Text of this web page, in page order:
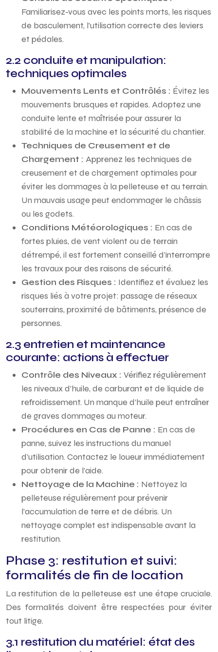
Familiarisez-vous avec les points morts, les risques
de basculement, l’utilisation correcte des leviers
et pédales.
2.2 conduite et manipulation:
techniques optimales
Mouvements Lents et Contrôlés : Évitez les
mouvements brusques et rapides. Adoptez une
conduite lente et maîtrisée pour assurer la
stabilité de la machine et la sécurité du chantier.
Techniques de Creusement et de
Chargement : Apprenez les techniques de
creusement et de chargement optimales pour
éviter les dommages à la pelleteuse et au terrain.
Un mauvais usage peut endommager le châssis
ou les godets.
Conditions Météorologiques : En cas de
fortes pluies, de vent violent ou de terrain
détrempé, il est fortement conseillé d’interrompre
les travaux pour des raisons de sécurité.
Gestion des Risques : Identifiez et évaluez les
risques liés à votre projet: passage de réseaux
souterrains, proximité de bâtiments, présence de
personnes.
2.3 entretien et maintenance
courante: actions à effectuer
Contrôle des Niveaux : Vérifiez régulièrement
les niveaux d’huile, de carburant et de liquide de
refroidissement. Un manque d’huile peut entraîner
de graves dommages au moteur.
Procédures en Cas de Panne : En cas de
panne, suivez les instructions du manuel
d’utilisation. Contactez le loueur immédiatement
pour obtenir de l’aide.
Nettoyage de la Machine : Nettoyez la
pelleteuse régulièrement pour prévenir
l’accumulation de terre et de débris. Un
nettoyage complet est indispensable avant la
restitution.
Phase 3: restitution et suivi:
formalités de fin de location
La restitution de la pelleteuse est une étape cruciale.
Des formalités doivent être respectées pour éviter
tout litige.
3.1 restitution du matériel: état des